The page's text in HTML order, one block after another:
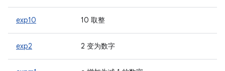
exp10 10 取整
exp2 2 变为数字